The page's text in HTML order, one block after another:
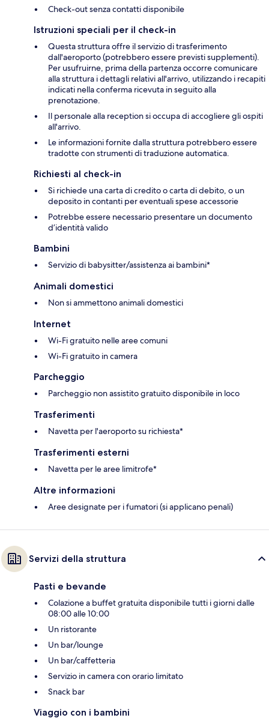
Check-out senza contatti disponibile
Istruzioni speciali per il check-in
Questa struttura offre il servizio di trasferimento
dall'aeroporto (potrebbero essere previsti supplementi).
Per usufruirne, prima della partenza occorre comunicare
alla struttura i dettagli relativi all'arrivo, utilizzando i recapiti
indicati nella conferma ricevuta in seguito alla
prenotazione.
Il personale alla reception si occupa di accogliere gli ospiti
all'arrivo.
Le informazioni fornite dalla struttura potrebbero essere
tradotte con strumenti di traduzione automatica.
Richiesti al check-in
Si richiede una carta di credito o carta di debito, o un
deposito in contanti per eventuali spese accessorie
Potrebbe essere necessario presentare un documento
d’identità valido
Bambini
Servizio di babysitter/assistenza ai bambini*
Animali domestici
Non si ammettono animali domestici
Internet
Wi-Fi gratuito nelle aree comuni
Wi-Fi gratuito in camera
Parcheggio
Parcheggio non assistito gratuito disponibile in loco
Trasferimenti
Navetta per l'aeroporto su richiesta*
Trasferimenti esterni
Navetta per le aree limitrofe*
Altre informazioni
Aree designate per i fumatori (si applicano penali)
Servizi della struttura
Pasti e bevande
Colazione a buffet gratuita disponibile tutti i giorni dalle
08:00 alle 10:00
Un ristorante
Un bar/lounge
Un bar/caffetteria
Servizio in camera con orario limitato
Snack bar
Viaggio con i bambini